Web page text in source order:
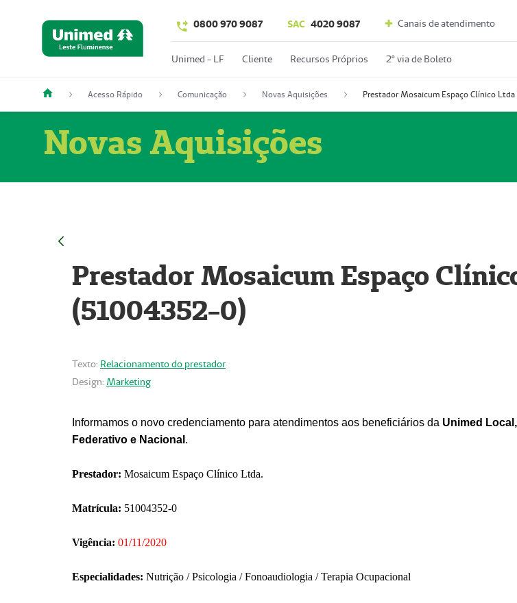
0800 970 9087 SAC 4020 9087 Canais de atendimento
Unimed - LF Cliente Recursos Próprios 2º via de Boleto
Acesso Rápido Comunicação Novas Aquisições
Novas Aquisições
Prestador Mosaicum Espaço
(51004352-0)
Texto: Relacionamento do prestador
Design: Marketing
Informamos o novo credenciamento para atendimentos aos beneficiários da Unimed
Federativo e Nacional .
Prestador: Mosaicum Espaço Clínico Ltda.
Matrícula: 51004352-0
Vigência: 01/11/2020
Especialidades: Nutrição / Psicologia / Fonoaudiologia / Terapia Ocupacional